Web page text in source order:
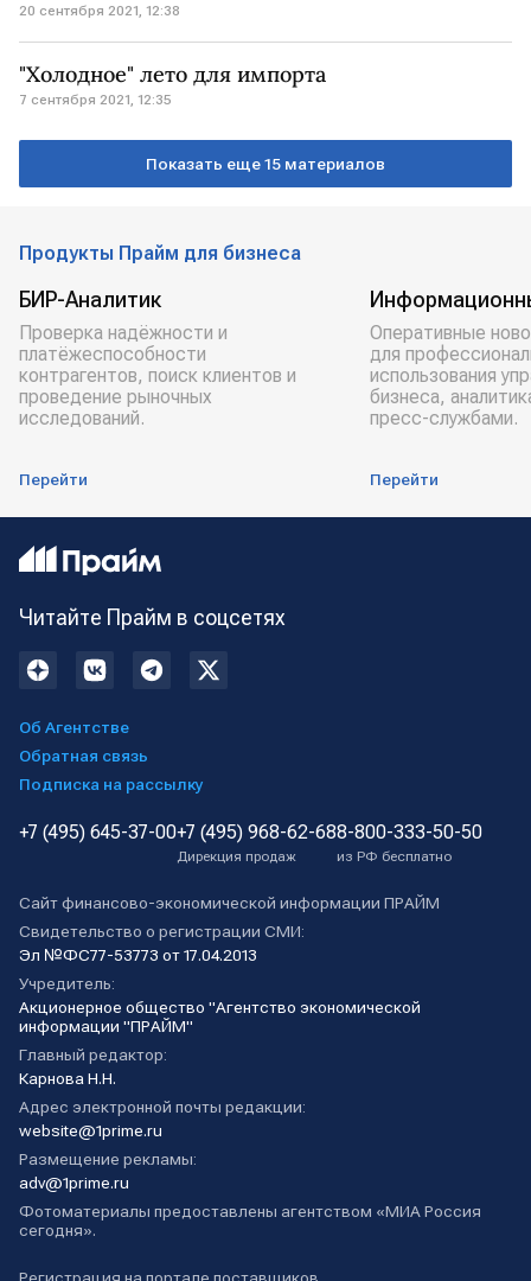
20 сентября 2021, 12:38
"Холодное" лето для импорта
7 сентября 2021, 12:35
Показать еще 15 материалов
Продукты Прайм для бизнеса
БИР-Аналитик
Проверка надёжности и
платёжеспособности
контрагентов, поиск клиентов и
проведение рыночных
исследований.
Перейти
Оперативные
для
использования
бизнеса,
пресс-службами.
Перейти
Читайте Прайм в соцсетях
Об Агентстве
Обратная связь
Подписка на рассылку
+7 (495) 645-37-00+7 (495) 968-62-68
Дирекция продаж
8-800-333-50-50
из РФ бесплатно
Сайт финансово-экономической информации ПРАЙМ
Свидетельство о регистрации СМИ:
Эл №ФС77-53773 от 17.04.2013
Учредитель:
Акционерное общество "Агентство экономической
информации "ПРАЙМ"
Главный редактор:
Карнова Н.Н.
Адрес электронной почты редакции:
website@1prime.ru
Размещение рекламы:
adv@1prime.ru
Фотоматериалы предоставлены агентством «МИА Россия
сегодня».